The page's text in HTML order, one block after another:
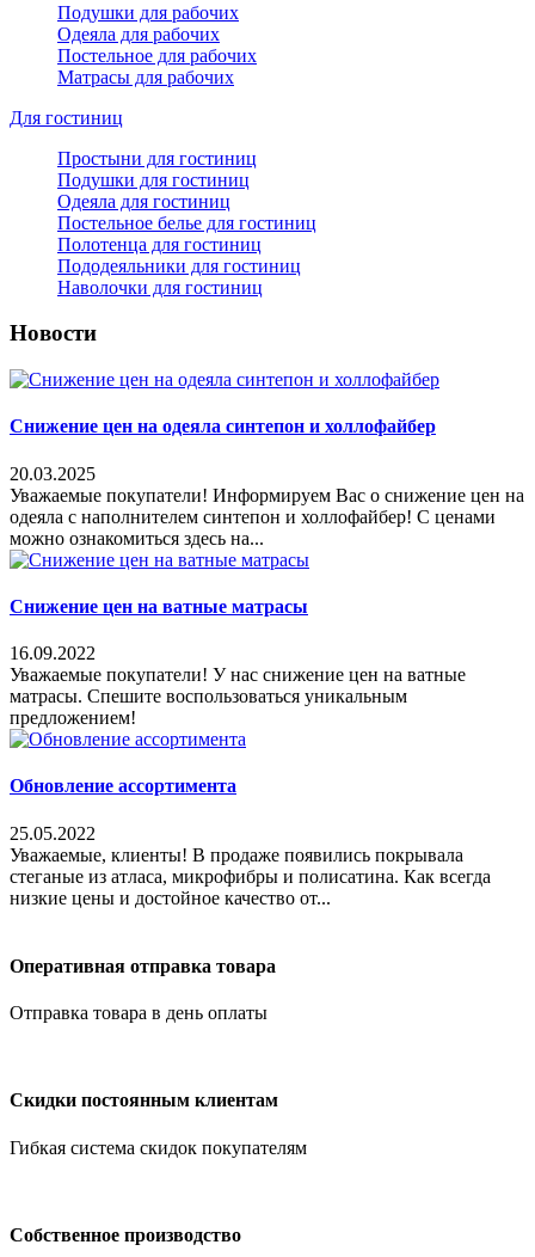
Подушки для рабочих
Одеяла для рабочих
Постельное для рабочих
Матрасы для рабочих
Для гостиниц
Простыни для гостиниц
Подушки для гостиниц
Одеяла для гостиниц
Постельное белье для гостиниц
Полотенца для гостиниц
Пододеяльники для гостиниц
Наволочки для гостиниц
Новости
Снижение цен на одеяла синтепон и холлофайбер
20.03.2025
Уважаемые покупатели! Информируем Вас о снижение цен на
одеяла с наполнителем синтепон и холлофайбер! С ценами
можно ознакомиться здесь на...
Снижение цен на ватные матрасы
16.09.2022
Уважаемые покупатели! У нас снижение цен на ватные
матрасы. Спешите воспользоваться уникальным
предложением!
Обновление ассортимента
25.05.2022
Уважаемые, клиенты! В продаже появились покрывала
стеганые из атласа, микрофибры и полисатина. Как всегда
низкие цены и достойное качество от...
Оперативная отправка товара
Отправка товара в день оплаты
Скидки постоянным клиентам
Гибкая система скидок покупателям
Собственное производство